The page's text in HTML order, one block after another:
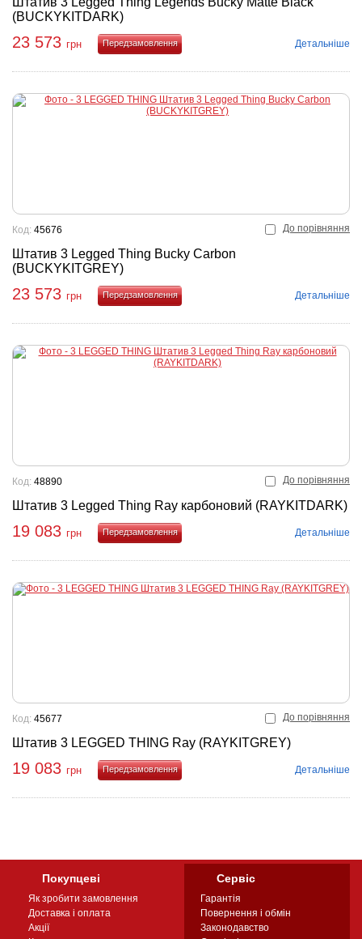
(BUCKYKITDARK)
23 573 грн
Детальніше
До порівняння
Штатив 3 Legged Thing Bucky Carbon
(BUCKYKITGREY)
Код: 45676
23 573 грн
Детальніше
До порівняння
Штатив 3 Legged Thing Ray карбоновий (RAYKITDARK)
Код: 48890
19 083 грн
Детальніше
До порівняння
Штатив 3 LEGGED THING Ray (RAYKITGREY)
Код: 45677
19 083 грн
Детальніше
Покупцеві
Як зробити замовлення
Доставка і оплата
Акції
Сервіс
Гарантія
Повернення і обмін
Законодавство